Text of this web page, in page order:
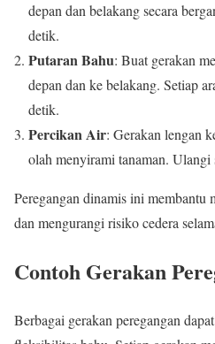
depan dan belakang secara
detik.
Putaran Bahu: Buat gerakan
depan dan ke belakang. Setiap
detik.
Percikan Air: Gerakan lengan
olah menyirami tanaman. Ulangi
Peregangan dinamis ini membantu
dan mengurangi risiko cedera
Contoh Gerakan
Berbagai gerakan peregangan